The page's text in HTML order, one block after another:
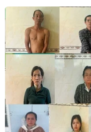
Lính cứu hỏa làm việc
Sáng 4/8 theo giờ
bùng phát trong
Tây thủ đô Berlin.
nhân viên cứu hộ